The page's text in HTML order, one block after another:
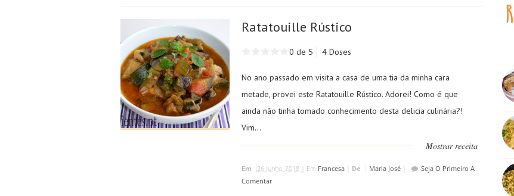
Ratatouille Rústico
0 de 5 4 Doses
No ano passado em visita a casa de uma tia da minha cara
metade, provei este Ratatouille Rústico. Adorei! Como é que
ainda não tinha tomado conhecimento desta delicia culinária?!
Vim...
Mostrar receita
Em 26 Junho, 2018 | Em Francesa| De Maria José|
Seja O Primeiro A
Comentar